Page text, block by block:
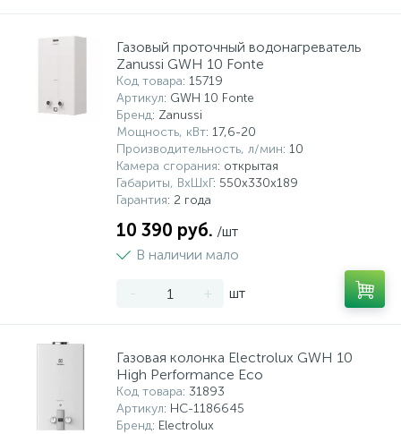
Газовый проточный водонагреватель
Zanussi GWH 10 Fonte
Код товара: 15719
Артикул: GWH 10 Fonte
Бренд: Zanussi
Мощность, кВт: 17,6-20
Производительность, л/мин: 10
Камера сгорания: открытая
Габариты, ВхШхГ: 550x330x189
Гарантия: 2 года
10 390 руб. /шт
В наличии мало
- + шт
Газовая колонка Electrolux GWH 10
High Performance Eco
Код товара: 31893
Артикул: НС-1186645
Бренд: Electrolux